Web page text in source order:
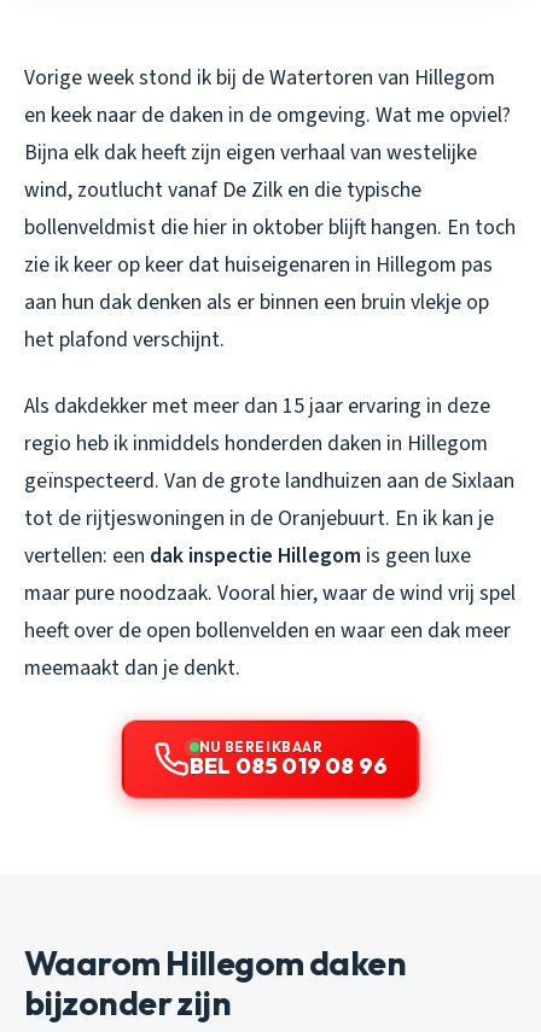
Vorige week stond ik bij de Watertoren van Hillegom
en keek naar de daken in de omgeving. Wat me opviel?
Bijna elk dak heeft zijn eigen verhaal van westelijke
wind, zoutlucht vanaf De Zilk en die typische
bollenveldmist die hier in oktober blijft hangen. En toch
zie ik keer op keer dat huiseigenaren in Hillegom pas
aan hun dak denken als er binnen een bruin vlekje op
het plafond verschijnt.
Als dakdekker met meer dan 15 jaar ervaring in deze
regio heb ik inmiddels honderden daken in Hillegom
geïnspecteerd. Van de grote landhuizen aan de Sixlaan
tot de rijtjeswoningen in de Oranjebuurt. En ik kan je
vertellen: een dak inspectie Hillegom is geen luxe
maar pure noodzaak. Vooral hier, waar de wind vrij spel
heeft over de open bollenvelden en waar een dak meer
meemaakt dan je denkt.
NU BEREIKBAAR
BEL 085 019 08 96
Waarom Hillegom daken
bijzonder zijn